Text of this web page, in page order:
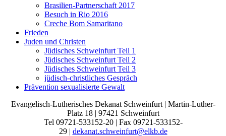
Brasilien-Partnerschaft 2017
Besuch in Rio 2016
Creche Bom Samaritano
Frieden
Juden und Christen
Jüdisches Schweinfurt Teil 1
Jüdisches Schweinfurt Teil 2
Jüdisches Schweinfurt Teil 3
jüdisch-christliches Gespräch
Prävention sexualisierte Gewalt
Evangelisch-Lutherisches Dekanat Schweinfurt | Martin-Luther-
Platz 18 | 97421 Schweinfurt
Tel 09721-533152-20 | Fax 09721-533152-
29 | dekanat.schweinfurt@elkb.de